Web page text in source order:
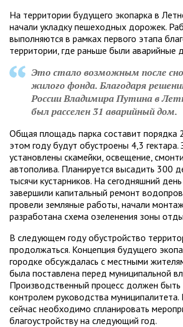
На территории будущего экопарка в
начали укладку пешеходных дорожек.
выполняются в рамках первого этапа
территории, где раньше были аварийные
Это стало возможным после
жилого фонда. Благодаря
России Владимира Путина в
был расселен 31 аварийный дом.
Общая площадь парка составит порядка
этом году будут обустроены 4,3 гектара.
установлены скамейки, освещение,
автополива. Планируется высадить 300
тысячи кустарников. На сегодняшний
завершили капитальный ремонт
провели земляные работы, начали
разработана схема озеленения зоны
В следующем году обустройство
продолжаться. Концепция будущего
городке обсуждалась с местными
была поставлена перед муниципальной
Производственный процесс должен
контролем руководства
сейчас необходимо спланировать
благоустройству на следующий год.